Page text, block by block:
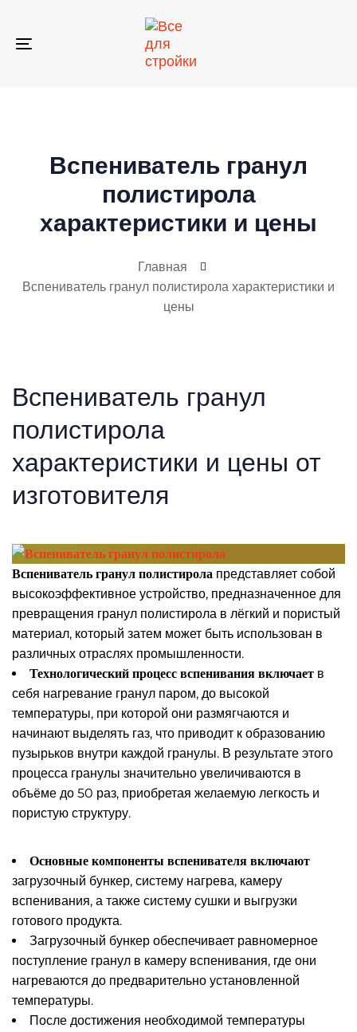
Toggle
Вспениватель гранул
полистирола
характеристики и цены
Главная
Вспениватель гранул полистирола характеристики и
цены
Вспениватель гранул
полистирола
характеристики и цены от
изготовителя
Вспениватель гранул полистирола представляет собой
высокоэффективное устройство, предназначенное для
превращения гранул полистирола в лёгкий и пористый
материал, который затем может быть использован в
различных отраслях промышленности.
Технологический процесс вспенивания включает в
себя нагревание гранул паром, до высокой
температуры, при которой они размягчаются и
начинают выделять газ, что приводит к образованию
пузырьков внутри каждой гранулы. В результате этого
процесса гранулы значительно увеличиваются в
объёме до 50 раз, приобретая желаемую легкость и
пористую структуру.
Основные компоненты вспенивателя включают
загрузочный бункер, систему нагрева, камеру
вспенивания, а также систему сушки и выгрузки
готового продукта.
Загрузочный бункер обеспечивает равномерное
поступление гранул в камеру вспенивания, где они
нагреваются до предварительно установленной
температуры.
После достижения необходимой температуры